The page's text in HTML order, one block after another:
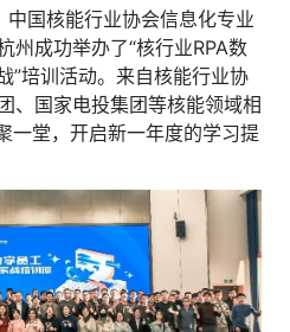
减负 | 优化营商
一卷 | 智慧人力
控 | 风险监测
立案 | 流程智动
实训 | 课程共创
国核能行业协会信息化专业
州成功举办了“核行业RPA数
”培训活动。来自核能行业协
、国家电投集团等核能领域相
一堂，开启新一年度的学习提